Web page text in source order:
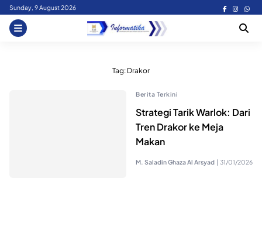
Skip
content
Sunday, 9 August 2026
Tag: Drakor
Berita Terkini
Strategi Tarik Warlok: Dari
Tren Drakor ke Meja
Makan
M. Saladin Ghaza Al Arsyad | 31/01/2026